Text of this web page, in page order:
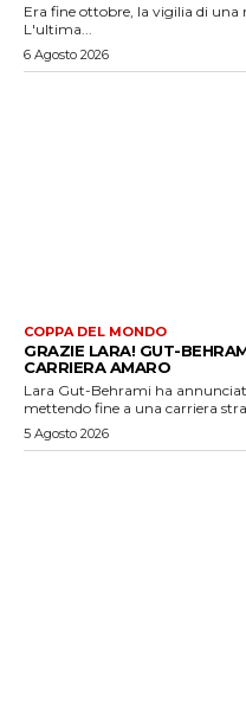
Era fine ottobre, la vigilia di una
L'ultima...
6 Agosto 2026
COPPA DEL MONDO
GRAZIE LARA! GUT-
CARRIERA AMARO
Lara Gut-Behrami ha
mettendo fine a una carriera
5 Agosto 2026